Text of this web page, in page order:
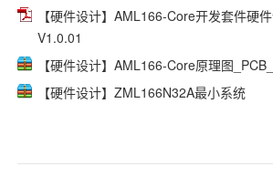
【硬件设计】AML166-Core开发套件硬
V1.0.01
【硬件设计】AML166-Core原理图
【硬件设计】ZML166N32A最小系统